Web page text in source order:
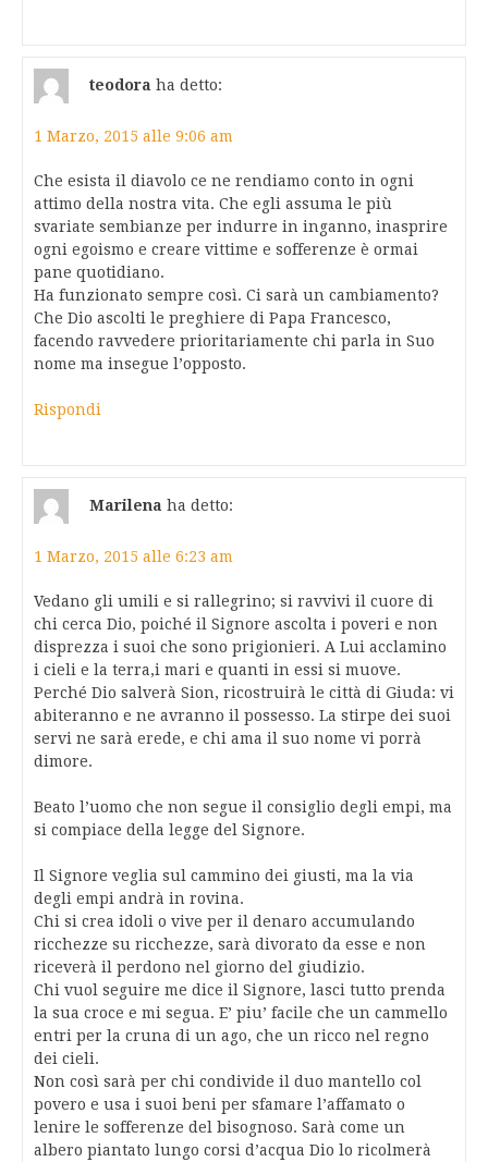
teodora ha detto:
1 Marzo, 2015 alle 9:06 am
Che esista il diavolo ce ne rendiamo conto in ogni
attimo della nostra vita. Che egli assuma le più
svariate sembianze per indurre in inganno, inasprire
ogni egoismo e creare vittime e sofferenze è ormai
pane quotidiano.
Ha funzionato sempre così. Ci sarà un cambiamento?
Che Dio ascolti le preghiere di Papa Francesco,
facendo ravvedere prioritariamente chi parla in Suo
nome ma insegue l’opposto.
Rispondi
Marilena ha detto:
1 Marzo, 2015 alle 6:23 am
Vedano gli umili e si rallegrino; si ravvivi il cuore di
chi cerca Dio, poiché il Signore ascolta i poveri e non
disprezza i suoi che sono prigionieri. A Lui acclamino
i cieli e la terra,i mari e quanti in essi si muove.
Perché Dio salverà Sion, ricostruirà le città di Giuda: vi
abiteranno e ne avranno il possesso. La stirpe dei suoi
servi ne sarà erede, e chi ama il suo nome vi porrà
dimore.
Beato l’uomo che non segue il consiglio degli empi, ma
si compiace della legge del Signore.
Il Signore veglia sul cammino dei giusti, ma la via
degli empi andrà in rovina.
Chi si crea idoli o vive per il denaro accumulando
ricchezze su ricchezze, sarà divorato da esse e non
riceverà il perdono nel giorno del giudizio.
Chi vuol seguire me dice il Signore, lasci tutto prenda
la sua croce e mi segua. E’ piu’ facile che un cammello
entri per la cruna di un ago, che un ricco nel regno
dei cieli.
Non così sarà per chi condivide il duo mantello col
povero e usa i suoi beni per sfamare l’affamato o
lenire le sofferenze del bisognoso. Sarà come un
albero piantato lungo corsi d’acqua Dio lo ricolmerà